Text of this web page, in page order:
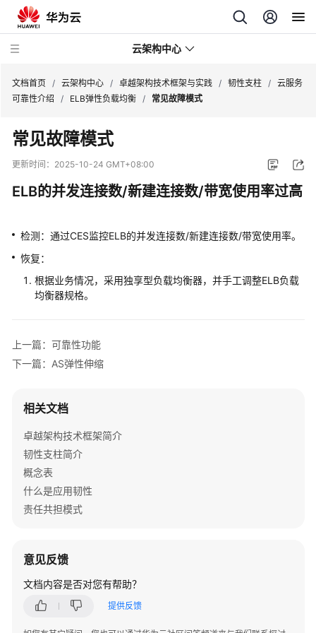
云架构中心
卓
越
架
技
架
与
实
践
架
构
框
简
介
韧
性
韧
性
简
文档首页 / 云架构中心 / 卓越架构技术框架与实践 / 韧性支柱 / 云服务
可靠性介绍
/ ELB弹性负载均衡 / 常见故障模式
常见故障模式
更新时间： 2025-10-24 GMT+08:00
ELB的并发连接数/新建连接数/带宽使用率过高
检测：通过CES监控ELB的并发连接数/新建连接数/带宽使用率。
恢复：
根据业务情况，采用独享型负载均衡器，并手工调整ELB负载
均衡器规格。
上一篇：可靠性功能
下一篇：AS弹性伸缩
相关文档
卓越架构技术框架简介
韧性支柱简介
概念表
什么是应用韧性
责任共担模式
意见反馈
文档内容是否对您有帮助？
提供反馈